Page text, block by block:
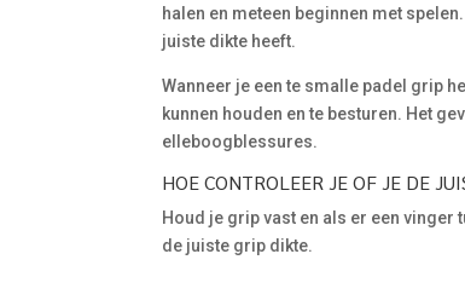
halen en meteen beginnen met
juiste dikte heeft.
Wanneer je een te smalle padel grip
kunnen houden en te besturen. Het
elleboogblessures.
HOE CONTROLEER JE OF JE DE
Houd je grip vast en als er een vinger
de juiste grip dikte.